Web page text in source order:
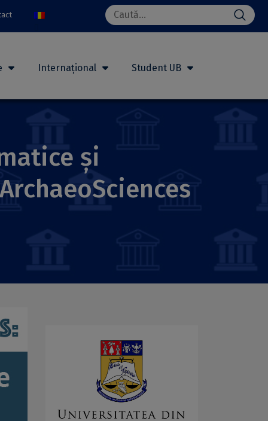
Search
for:
Internațional Student UB
și